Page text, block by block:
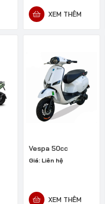
XEM THÊM
Vespa 50cc
Giá: Liên hệ
XEM THÊM